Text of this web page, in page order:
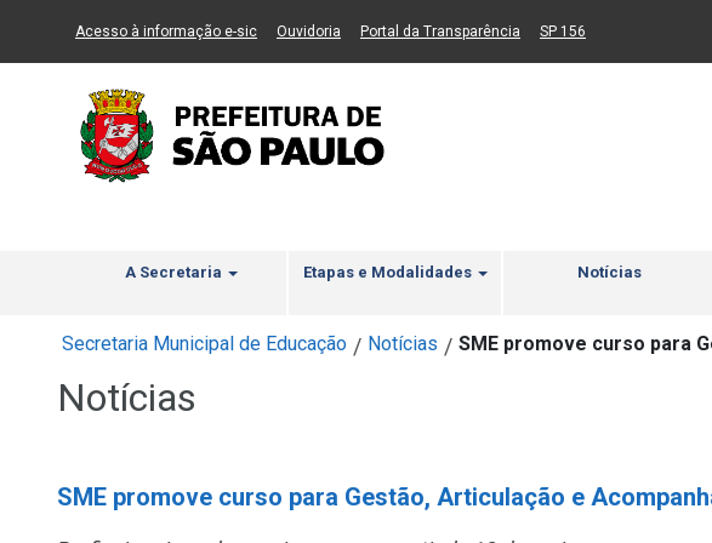
Ir ao Conteúdo Ir para menu principal 2 Ir para busca Ir para rodapé
Acesso à informação e-sic(Link para um novo sítio)
Ouvidoria (Link para um novo sítio)
Portal da Transparência (Link para um novo sítio)
SP 156
A Secretaria Etapas e Modalidades Notícias
Secretaria Municipal de Educação / Notícias / SME promove curso para
Notícias
SME promove curso para Gestão, Articulação e